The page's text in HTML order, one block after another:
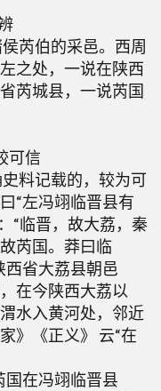
芮伯的采邑。西周
之处，一说在陕西
芮城县，一说芮国
可信
料记载的，较为可
“左冯翊临晋县有
“临晋，故大荔，秦
芮国。莽曰临
西省大荔县朝邑
在今陕西大荔以
水入黄河处，邻近
》《正义》 云“在
国在冯翊临晋县